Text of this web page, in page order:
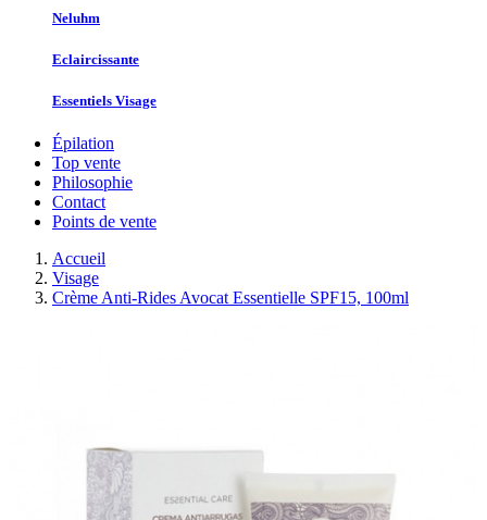
Neluhm
Eclaircissante
Essentiels Visage
Épilation
Top vente
Philosophie
Contact
Points de vente
Accueil
Visage
Crème Anti-Rides Avocat Essentielle SPF15, 100ml